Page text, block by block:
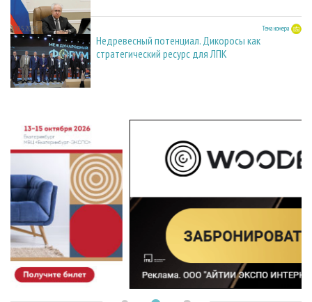
27.05.2026 Тема номера
Недревесный потенциал. Дикоросы как
стратегический ресурс для ЛПК